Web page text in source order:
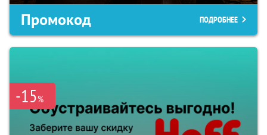
Промокод ПОДРОБНЕЕ
-15%